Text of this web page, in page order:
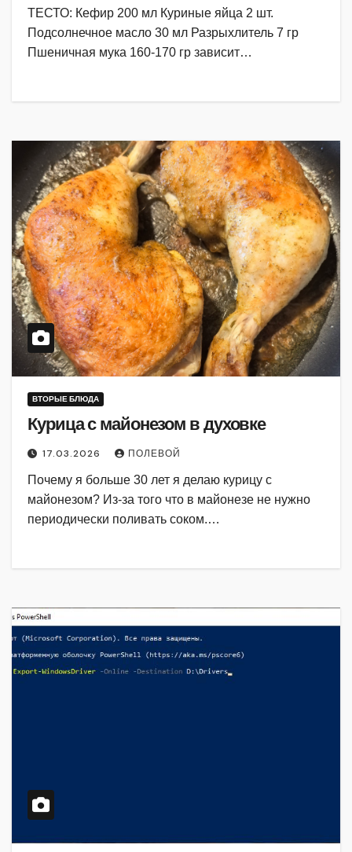
ТЕСТО: Кефир 200 мл Куриные яйца 2 шт.
Подсолнечное масло 30 мл Разрыхлитель 7 гр
Пшеничная мука 160-170 гр зависит…
ВТОРЫЕ БЛЮДА
Курица с майонезом в духовке
17.03.2026 ПОЛЕВОЙ
Почему я больше 30 лет я делаю курицу с
майонезом? Из-за того что в майонезе не нужно
периодически поливать соком.…